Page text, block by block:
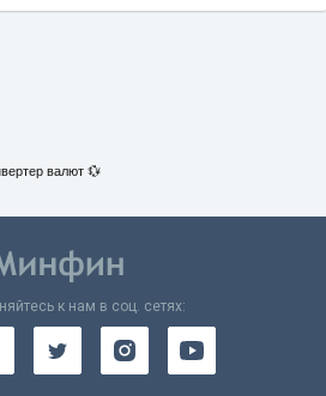
валют 💱
к нам в соц. сетях: